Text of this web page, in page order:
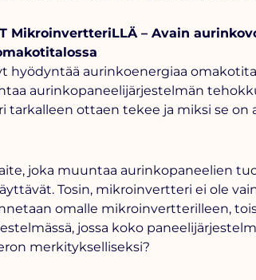
MikroinvertteriLLÄ – Avain
hyödyntää aurinkoenergiaa
aurinkopaneelijärjestelmän
tarkalleen ottaen tekee ja miksi se on
joka muuntaa aurinkopaneelien
Tosin, mikroinvertteri ei ole
omalle mikroinvertterilleen,
jossa koko
merkitykselliseksi?